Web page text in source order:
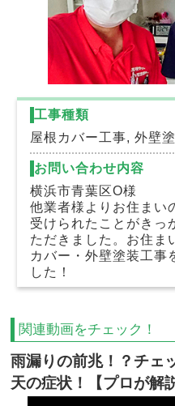
工事種類
屋根カバー工事, 外壁
お問い合わせ内容
横浜市青葉区O様
他業者様よりお住まい
受けられたことがきっ
ただきました。お住ま
カバー・外壁塗装工事
した！
関連動画をチェック！
雨漏りの前兆！？チェ
天の症状！【プロが解